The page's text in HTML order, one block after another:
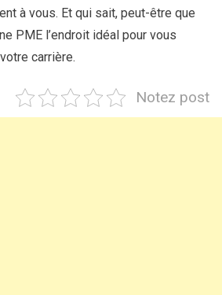
à vous. Et qui sait, peut-être que
PME l’endroit idéal pour vous
carrière.
Notez post